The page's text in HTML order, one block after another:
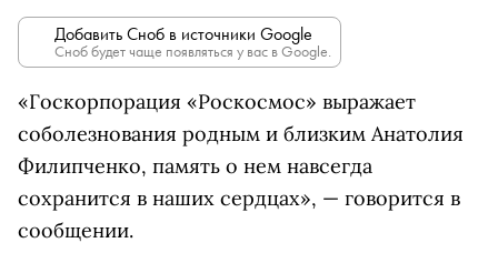
Добавить Сноб в источники Google
Сноб будет чаще появляться у вас в Google.
«Госкорпорация «Роскосмос» выражает
соболезнования родным и близким Анатолия
Филипченко, память о нем навсегда
сохранится в наших сердцах», — говорится в
сообщении.